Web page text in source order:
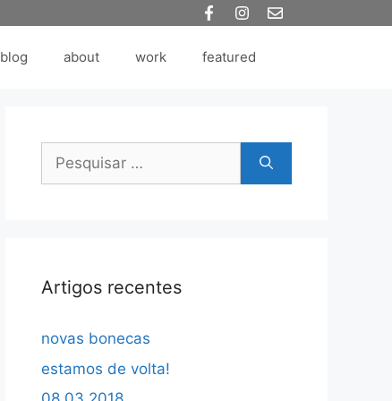
blog about work featured
Pesquisar
Artigos recentes
novas bonecas
estamos de volta!